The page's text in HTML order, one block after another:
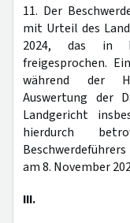
11. Der
mit Urteil des
2024, das in
freigesprochen.
während der
Auswertung der
Landgericht
hierdurch
am 8. November
III.